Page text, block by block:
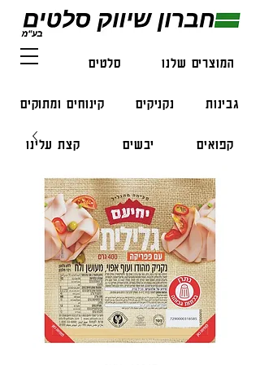
המוצרים שלנו סלטים דגים
גבינות נקניקים קינוחים ומתוקים
קפואים יבשים קצת עלינו
צור קשר